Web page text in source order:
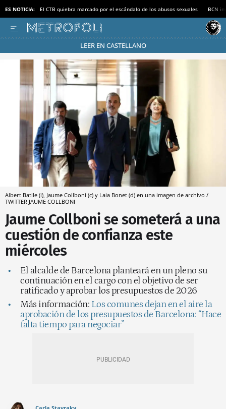
ES NOTICIA: El CTB quiebra marcado por el escándalo de los abusos sexuales BCN
LEER EN CASTELLANO
Pásate al MODO AHORRO
Albert Batlle (i), Jaume Collboni (c) y Laia Bonet (d) en una imagen de archivo /
TWITTER JAUME COLLBONI
Jaume Collboni se someterá a una
cuestión de confianza este
miércoles
El alcalde de Barcelona planteará en un pleno su
continuación en el cargo con el objetivo de ser
ratificado y aprobar los presupuestos de 2026
Más información: Los comunes dejan en el aire la
aprobación de los presupuestos de Barcelona: “Hace
falta tiempo para negociar”